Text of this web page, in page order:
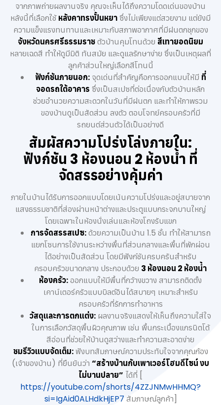
จากภาพถ่ายผลงานจริง คุณจะเห็นได้ถึงความโดดเด่นของบ้าน
หลังนี้ที่เลือกใช้หลังคาทรงปั้นหยาซึ่งไม่เพียงแต่สวยงาม แต่ยังมี
ความแข็งแรงทนทานและเหมาะกับสภาพอากาศที่มีฝนตกชุกของ
จังหวัดนครศรีธรรมราชตัวบ้านคุมโทนด้วย สีเทายอดนิยม
หลายเฉดสี ทำให้ดูมีมิติ ทันสมัย และดูแลรักษาง่าย ซึ่งเป็นเหตุผลที่
ลูกค้าส่วนใหญ่เลือกสีโทนนี้
ฟังก์ชันภายนอก:จุดเด่นที่สำคัญคือการออกแบบให้มี ที่
จอดรถใต้อาคาร ซึ่งเป็นสเปซที่ต่อเนื่องกับตัวบ้านหลัก
ช่วยอำนวยความสะดวกในวันที่มีฝนตก และทำให้ภาพรวม
ของบ้านดูเป็นสัดส่วน ลงตัว ตอบโจทย์ครอบครัวที่มี
รถยนต์ส่วนตัวได้เป็นอย่างดี
สัมผัสความโปร่งโล่งภายใน:
ฟังก์ชัน 3 ห้องนอน 2 ห้องน้ำ ที่
จัดสรรอย่างคุ้มค่า
ภายในบ้านได้รับการออกแบบโดยเน้นความโปร่งและอยู่สบายจาก
แสงธรรมชาติที่ส่องผ่านหน้าต่างและประตูแบบกระจกบานใหญ่
โดยเฉพาะในห้องนั่งเล่นและห้องโถงรับแขก
การจัดสรรสเปซ:ด้วยความเป็นบ้าน 1.5 ชั้น ทำให้สามารถ
แยกโซนการใช้งานระหว่างพื้นที่ส่วนกลางและพื้นที่พักผ่อน
ได้อย่างเป็นสัดส่วน โดยมีฟังก์ชันครบครันสำหรับ
ครอบครัวขนาดกลาง ประกอบด้วย 3 ห้องนอน 2 ห้องน้ำ
ห้องครัว:ออกแบบให้มีพื้นที่กว้างขวาง สามารถติดตั้ง
เคาน์เตอร์ครัวแบบบิลต์อินได้สบายๆ เหมาะสำหรับ
ครอบครัวที่รักการทำอาหาร
วัสดุและการตกแต่ง: ผลงานจริงแสดงให้เห็นถึงความใส่ใจ
ในการเลือกวัสดุพื้นผิวคุณภาพ เช่น พื้นกระเบื้องแกรนิตโต้
สีอ่อนที่ช่วยให้บ้านดูสว่างและทำความสะอาดง่าย
ชมรีวิวแบบจัดเต็ม:ฟังบทสัมภาษณ์ความประทับใจจากคุณก้อง
(เจ้าของบ้าน) ที่ยืนยันว่า “สร้างบ้านกับเพาเวอร์โฮมดีไซน์ งบ
ไม่บานปลาย” ได้ที่ [
https://youtube.com/shorts/4ZZJNMwHHMQ?
si=IgAid0ALHdkHjEP7 สัมภาษณ์ลูกค้า]